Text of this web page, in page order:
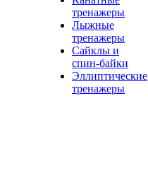
тренажеры
Лыжные
тренажеры
Сайклы и
спин-байки
Эллиптические
тренажеры